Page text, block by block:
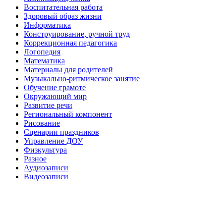
Воспитательная работа
Здоровый образ жизни
Информатика
Конструирование, ручной труд
Коррекционная педагогика
Логопедия
Математика
Материалы для родителей
Музыкально-ритмическое занятие
Обучение грамоте
Окружающий мир
Развитие речи
Региональный компонент
Рисование
Сценарии праздников
Управление ДОУ
Физкультура
Разное
Аудиозаписи
Видеозаписи